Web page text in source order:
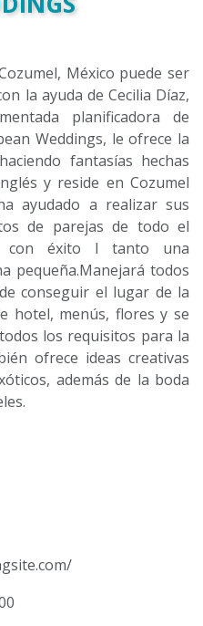
México puede ser
la ayuda de Cecilia Díaz,
planificadora de
Weddings, le ofrece la
fantasías hechas
y reside en Cozumel
ayudado a realizar sus
de parejas de todo el
con éxito l tanto una
pequeña.Manejará todos
conseguir el lugar de la
hotel, menús, flores y se
los requisitos para la
ofrece ideas creativas
además de la boda